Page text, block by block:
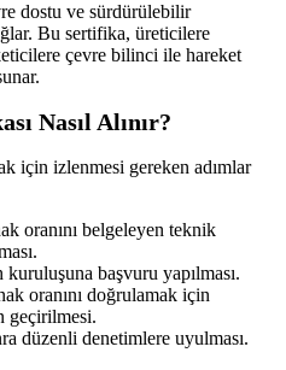
dostu ve sürdürülebilir
Bu sertifika, üreticilere
çevre bilinci ile hareket
Nasıl Alınır?
için izlenmesi gereken adımlar
oranını belgeleyen teknik
başvuru yapılması.
oranını doğrulamak için
geçirilmesi.
düzenli denetimlere uyulması.